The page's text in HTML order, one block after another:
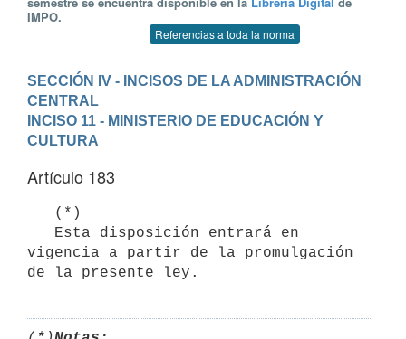
IMPO.
Referencias a toda la norma
SECCIÓN IV - INCISOS DE LA ADMINISTRACIÓN
CENTRAL
INCISO 11 - MINISTERIO DE EDUCACIÓN Y
CULTURA
Artículo 183
vigencia a partir de la promulgación
de la presente ley.